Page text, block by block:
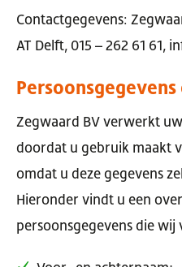
Contactgegevens:
AT Delft, 015 – 262 61 61,
Zegwaard BV verwerkt
doordat u gebruik maakt
omdat u deze gegevens
Hieronder vindt u een
persoonsgegevens die wij